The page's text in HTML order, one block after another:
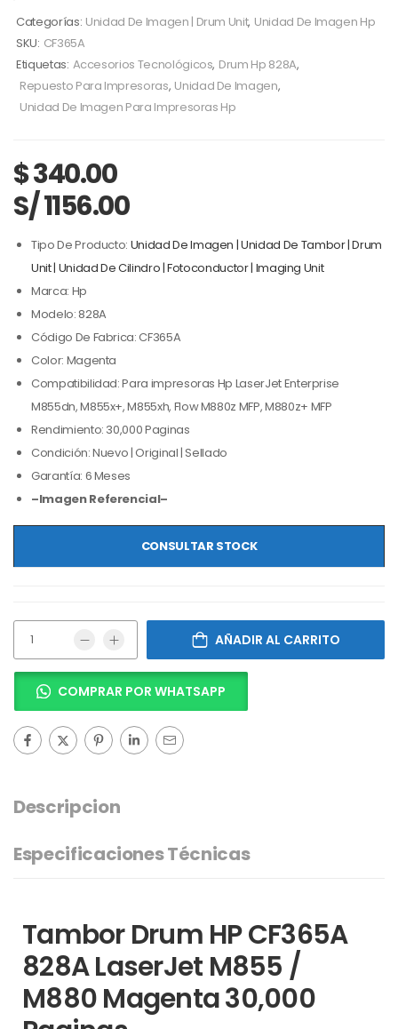
Categorías: Unidad De Imagen | Drum Unit, Unidad De Imagen Hp
SKU: CF365A
Etiquetas: Accesorios Tecnológicos, Drum Hp 828A,
Repuesto Para Impresoras, Unidad De Imagen,
Unidad De Imagen Para Impresoras Hp
$340.00
S/ 1156.00
Tipo De Producto: Unidad De Imagen | Unidad De Tambor | Drum
Unit | Unidad De Cilindro | Fotoconductor | Imaging Unit
Marca: Hp
Modelo: 828A
Código De Fabrica: CF365A
Color: Magenta
Compatibilidad: Para impresoras Hp LaserJet Enterprise
M855dn, M855x+, M855xh, Flow M880z MFP, M880z+ MFP
Rendimiento: 30,000 Paginas
Condición: Nuevo | Original | Sellado
Garantía: 6 Meses
–Imagen Referencial–
CONSULTAR STOCK
AÑADIR AL CARRITO
COMPRAR POR WHATSAPP
Descripcion
Especificaciones Técnicas
Tambor Drum HP CF365A
828A LaserJet M855 /
M880 Magenta 30,000